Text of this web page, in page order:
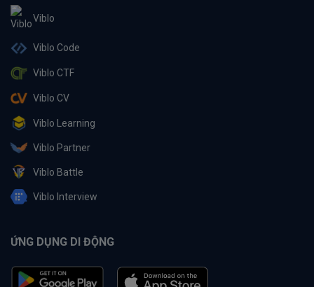
Viblo
Viblo Code
Viblo CTF
Viblo CV
Viblo Learning
Viblo Partner
Viblo Battle
Viblo Interview
ỨNG DỤNG DI ĐỘNG